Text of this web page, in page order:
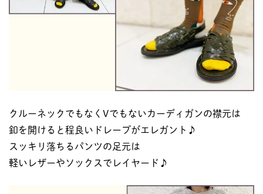
クルーネックでもなくVでもないカーディガンの襟元は
釦を開けると程良いドレープがエレガント♪
スッキリ落ちるパンツの足元は
軽いレザーやソックスでレイヤード♪